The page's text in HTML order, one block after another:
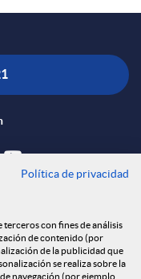
Política de privacidad
terceros con fines de análisis
de contenido (por
de la publicidad que
se realiza sobre la
navegación (por ejemplo,